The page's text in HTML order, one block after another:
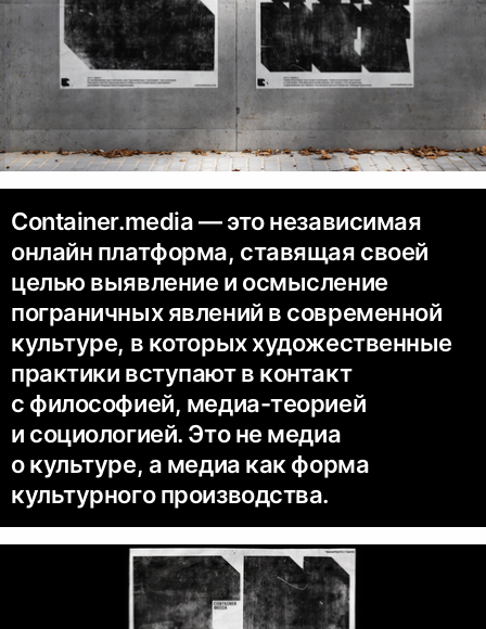
Container.media — это независимая
онлайн платформа, ставящая своей
целью выявление и осмысление
пограничных явлений в современной
культуре, в которых художественные
практики вступают в контакт
с философией, медиа-теорией
и социологией. Это не медиа
о культуре, а медиа как форма
культурного производства.